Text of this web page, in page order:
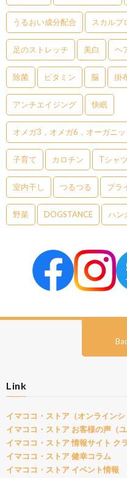
うるおい成分配合 スカルプ
足のストレッチ 美白 ヘ
除菌 ビタミン 脳 掛
アンチエイジング 快眠
オメガ3，オメガ6，オーガニ
子育て カロチン Tシャツ
室内干し つるつる プラ
野菜 DOGSTANCE ハン
Link
イマココ・ストア（オンラインシ
イマココ・ストア お客様の声（
イマココ・ストア 情報サイト ク
イマココ・ストア 健幸コラム
イマココ・ストア イベント情報